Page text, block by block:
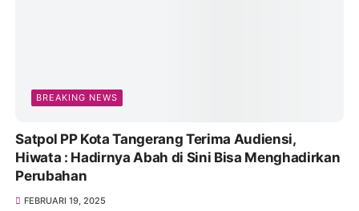
BREAKING NEWS
Satpol PP Kota Tangerang Terima Audiensi,
Hiwata : Hadirnya Abah di Sini Bisa Menghadirkan
Perubahan
FEBRUARI 19, 2025